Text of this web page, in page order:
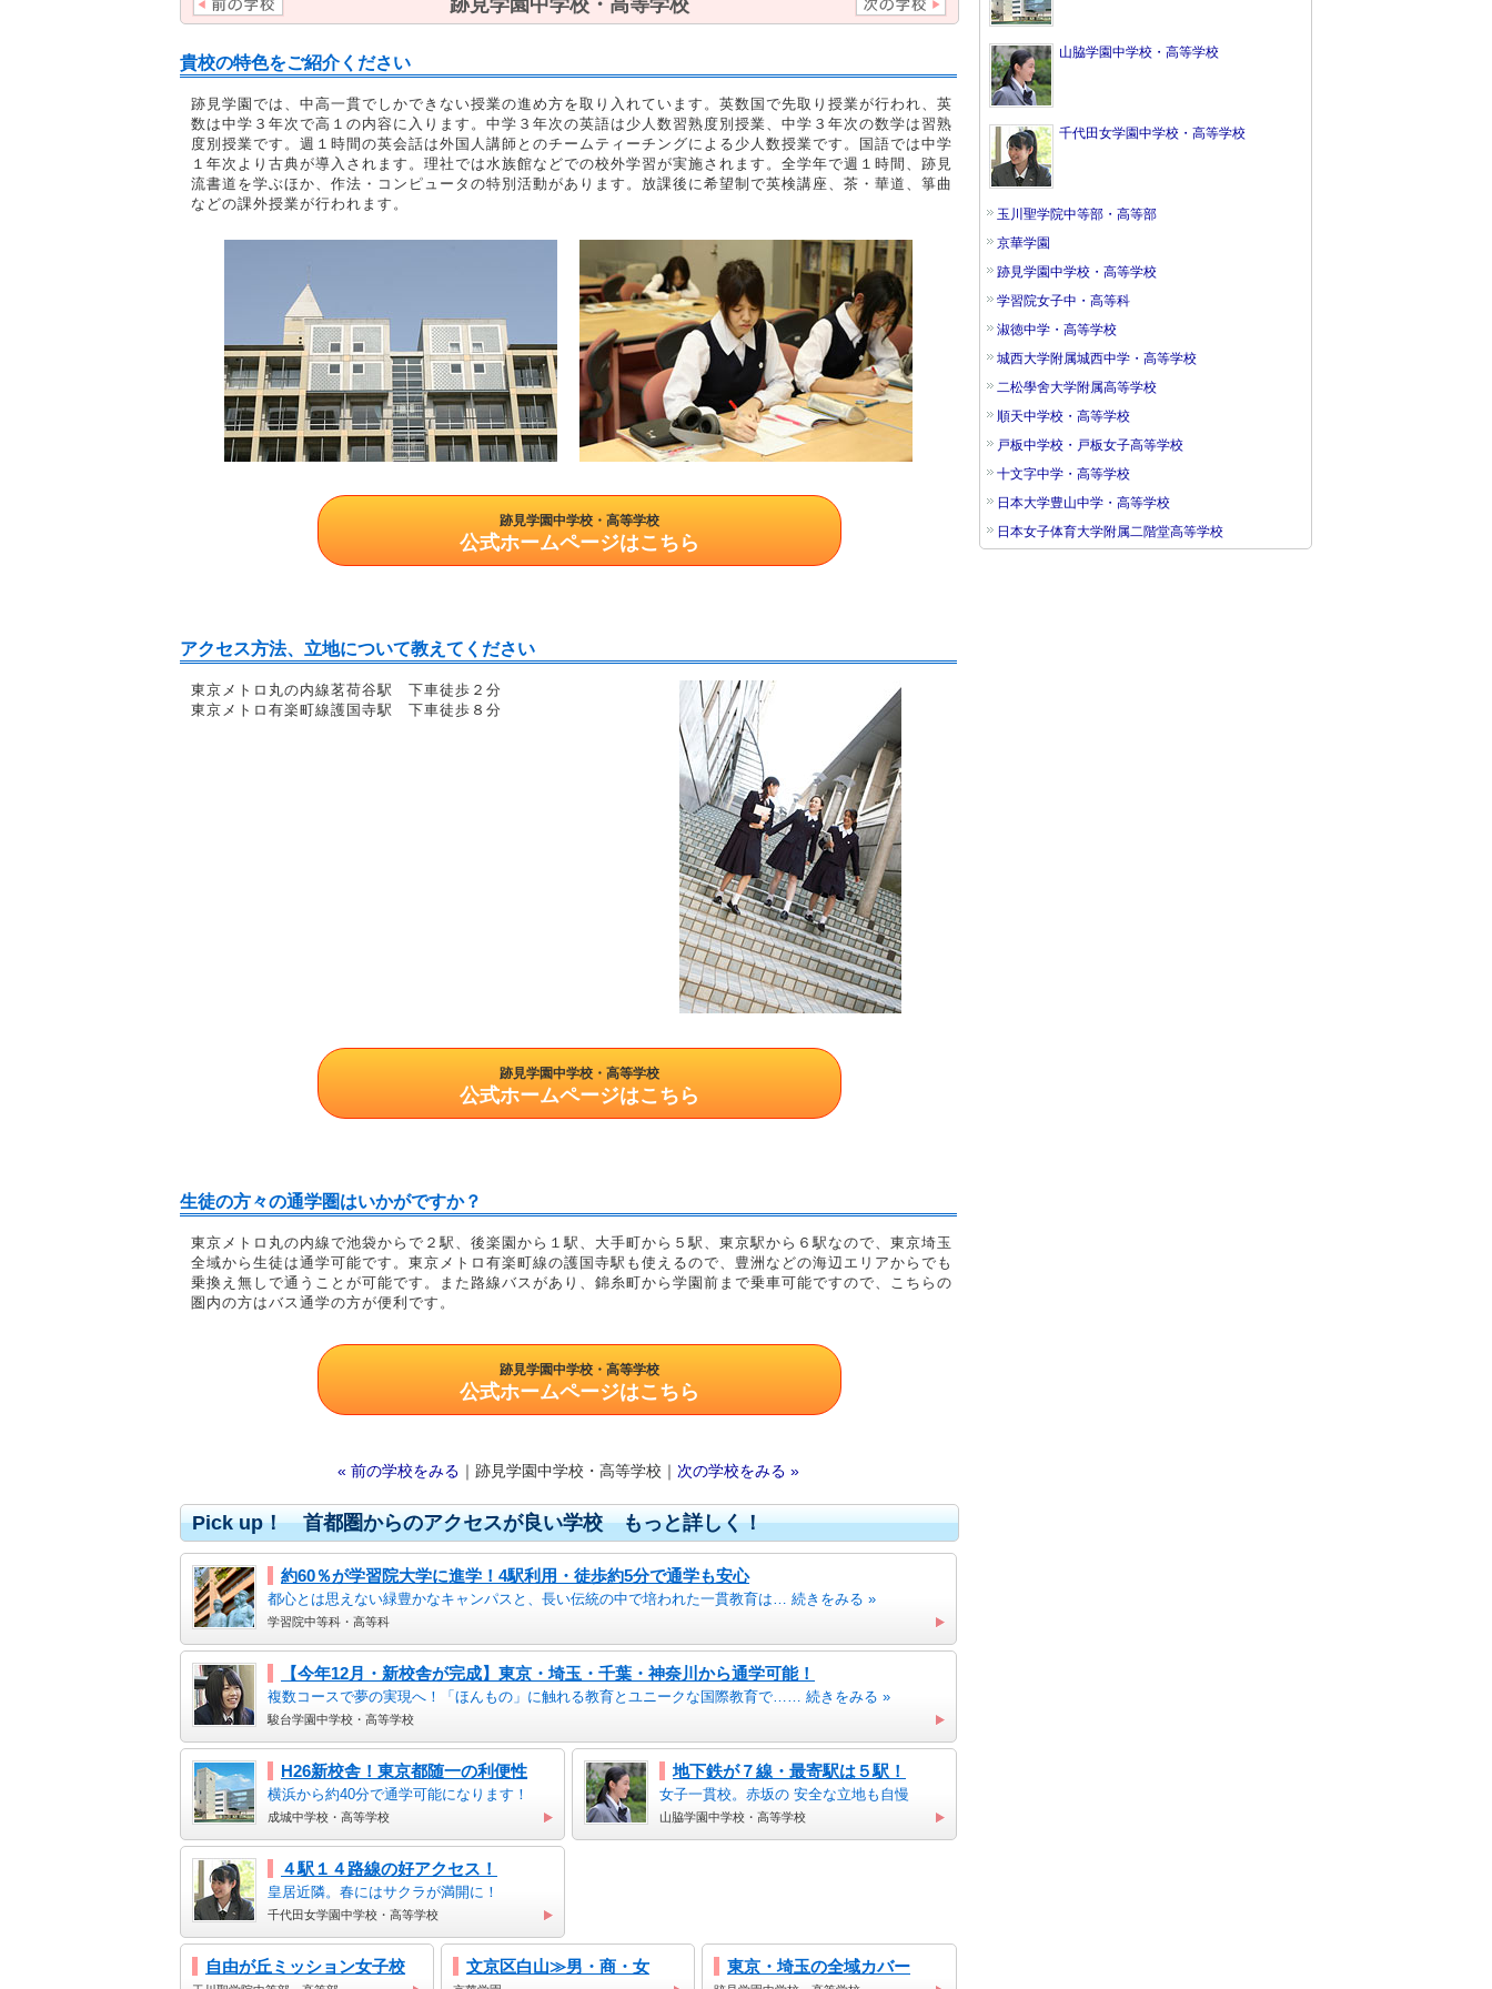
跡見学園中学校・高等学校
貴校の特色をご紹介ください
跡見学園では、中高一貫でしかできない授業の進め方を取り入れています。英数国で先取り授業が行われ、英
数は中学３年次で高１の内容に入ります。中学３年次の英語は少人数習熟度別授業、中学３年次の数学は習熟
度別授業です。週１時間の英会話は外国人講師とのチームティーチングによる少人数授業です。国語では中学
１年次より古典が導入されます。理社では水族館などでの校外学習が実施されます。全学年で週１時間、跡見
流書道を学ぶほか、作法・コンピュータの特別活動があります。放課後に希望制で英検講座、茶・華道、箏曲
などの課外授業が行われます。
跡見学園中学校・高等学校
公式ホームページはこちら
アクセス方法、立地について教えてください
東京メトロ丸の内線茗荷谷駅 下車徒歩２分
東京メトロ有楽町線護国寺駅 下車徒歩８分
跡見学園中学校・高等学校
公式ホームページはこちら
生徒の方々の通学圏はいかがですか？
東京メトロ丸の内線で池袋からで２駅、後楽園から１駅、大手町から５駅、東京駅から６駅なので、東京埼玉
全域から生徒は通学可能です。東京メトロ有楽町線の護国寺駅も使えるので、豊洲などの海辺エリアからでも
乗換え無しで通うことが可能です。また路線バスがあり、錦糸町から学園前まで乗車可能ですので、こちらの
圏内の方はバス通学の方が便利です。
跡見学園中学校・高等学校
公式ホームページはこちら
« 前の学校をみる ｜跡見学園中学校・高等学校｜ 次の学校をみる »
Pick up！ 首都圏からのアクセスが良い学校 もっと詳しく！
約60％が学習院大学に進学！4駅利用・徒歩約5分で通学も安心
都心とは思えない緑豊かなキャンパスと、長い伝統の中で培われた一貫教育は… 続きをみる »
学習院中等科・高等科
【今年12月・新校舎が完成】東京・埼玉・千葉・神奈川から通学可能！
複数コースで夢の実現へ！「ほんもの」に触れる教育とユニークな国際教育で…… 続きをみる »
駿台学園中学校・高等学校
H26新校舎！東京都随一の利便性
横浜から約40分で通学可能になります！
成城中学校・高等学校
地下鉄が７線・最寄駅は５駅！
女子一貫校。赤坂の 安全な立地も自慢
山脇学園中学校・高等学校
４駅１４路線の好アクセス！
皇居近隣。春にはサクラが満開に！
千代田女学園中学校・高等学校
自由が丘ミッション女子校 文京区白山≫男・商・女 東京・埼玉の全域カバー
山脇学園中学校・高等学校
千代田女学園中学校・高等学校
玉川聖学院中等部・高等部
京華学園
跡見学園中学校・高等学校
学習院女子中・高等科
淑徳中学・高等学校
城西大学附属城西中学・高等学校
二松學舍大学附属高等学校
順天中学校・高等学校
戸板中学校・戸板女子高等学校
十文字中学・高等学校
日本大学豊山中学・高等学校
日本女子体育大学附属二階堂高等学校